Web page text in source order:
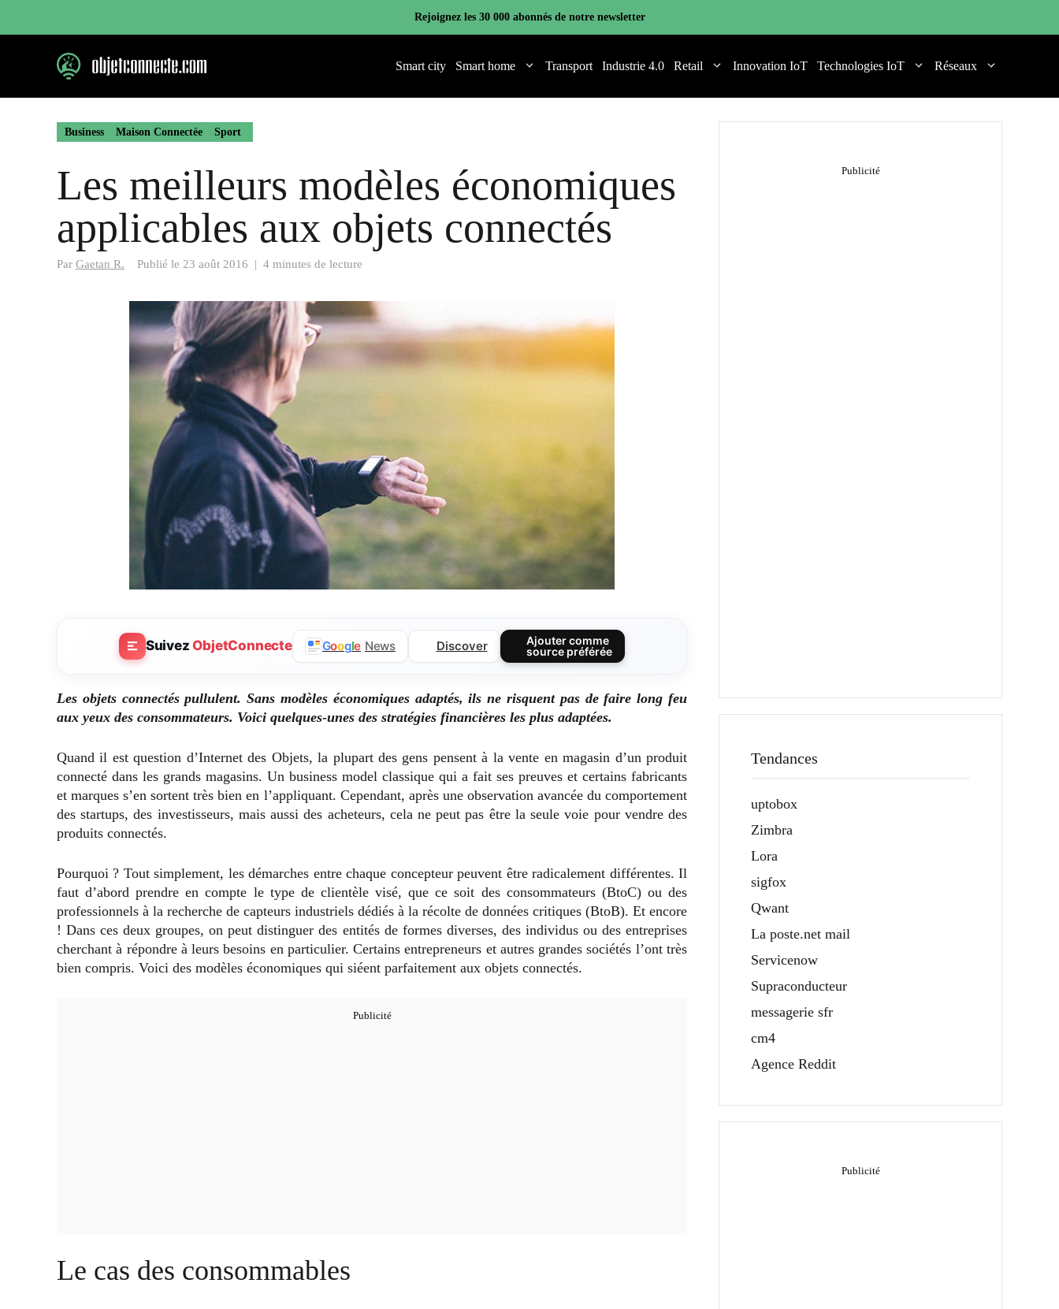
Rejoignez les 30 000 abonnés de notre newsletter
Smart city Smart home Transport Industrie 4.0 Retail Innovation IoT Technologies IoT Réseaux
Business Maison Connectée Sport
Les meilleurs modèles économiques
applicables aux objets connectés
Par Gaetan R. Publié le 23 août 2016 | 4 minutes de lecture
SuivezObjetConnecte Google News Discover
Ajouter comme
source préférée
Les objets connectés pullulent. Sans modèles économiques adaptés, ils ne risquent pas de faire long feu
aux yeux des consommateurs. Voici quelques-unes des stratégies financières les plus adaptées.
Quand il est question d’Internet des Objets, la plupart des gens pensent à la vente en magasin d’un produit
connecté dans les grands magasins. Un business model classique qui a fait ses preuves et certains fabricants
et marques s’en sortent très bien en l’appliquant. Cependant, après une observation avancée du comportement
des startups, des investisseurs, mais aussi des acheteurs, cela ne peut pas être la seule voie pour vendre des
produits connectés.
Pourquoi ? Tout simplement, les démarches entre chaque concepteur peuvent être radicalement différentes. Il
faut d’abord prendre en compte le type de clientèle visé, que ce soit des consommateurs (BtoC) ou des
professionnels à la recherche de capteurs industriels dédiés à la récolte de données critiques (BtoB). Et encore
! Dans ces deux groupes, on peut distinguer des entités de formes diverses, des individus ou des entreprises
cherchant à répondre à leurs besoins en particulier. Certains entrepreneurs et autres grandes sociétés l’ont très
bien compris. Voici des modèles économiques qui siéent parfaitement aux objets connectés.
Le cas des consommables
Tendances
uptobox
Zimbra
Lora
sigfox
Qwant
La poste.net mail
Servicenow
Supraconducteur
messagerie sfr
cm4
Agence Reddit